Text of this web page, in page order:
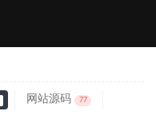
网站源码 77